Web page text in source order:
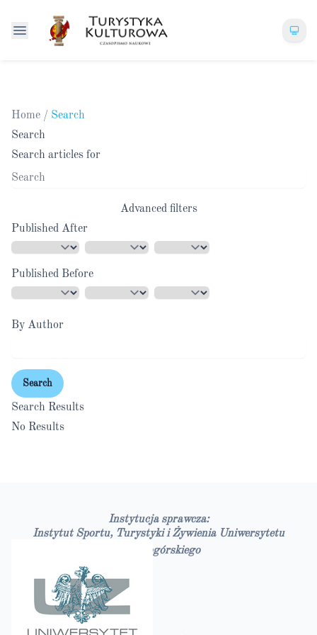
Home / Search
Search
Search articles for
Advanced filters
Published After
Published Before
By Author
Search
Search Results
No Results
Instytucja sprawcza:
Instytut Sportu, Turystyki i Żywienia Uniwersytetu
Zielonogórskiego